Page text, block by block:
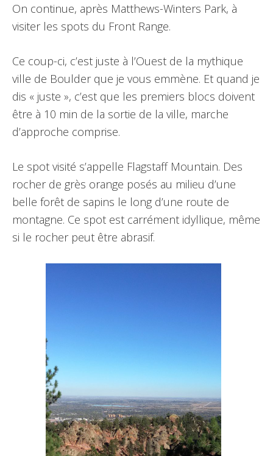
On continue, après Matthews-Winters Park, à
visiter les spots du Front Range.
Ce coup-ci, c’est juste à l’Ouest de la mythique
ville de Boulder que je vous emmène. Et quand je
dis « juste », c’est que les premiers blocs doivent
être à 10 min de la sortie de la ville, marche
d’approche comprise.
Le spot visité s’appelle Flagstaff Mountain. Des
rocher de grès orange posés au milieu d’une
belle forêt de sapins le long d’une route de
montagne. Ce spot est carrément idyllique, même
si le rocher peut être abrasif.